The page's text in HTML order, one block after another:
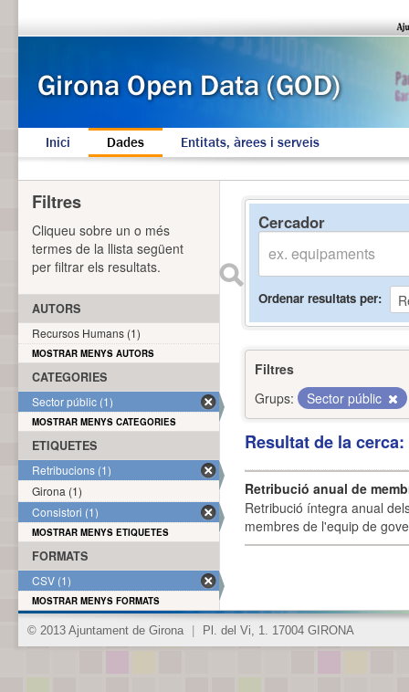
Inici Dades Entitats, àrees i serveis
Cercador
Ordenar resultats per
Filtres
Grups:
Sector públic
Resultat de la
Retribució anual de
Retribució íntegra anual
membres de l'equip de
Filtres
Cliqueu sobre un o més
termes de la llista següent
per filtrar els resultats.
AUTORS
Recursos Humans (1)
MOSTRAR MENYS AUTORS
CATEGORIES
Sector públic (1)
MOSTRAR MENYS CATEGORIES
ETIQUETES
Retribucions (1)
Girona (1)
Consistori (1)
MOSTRAR MENYS ETIQUETES
FORMATS
CSV (1)
MOSTRAR MENYS FORMATS
© 2013 Ajuntament de Girona Pl. del Vi, 1. 17004 GIRONA